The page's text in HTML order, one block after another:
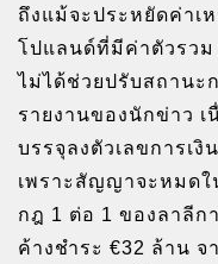
ถึงแม้จะประหยัดค่าเ
โปแลนด์ที่มีค่าตัวรวม
ไม่ได้ช่วยปรับสถานะ
รายงานของนักข่าว เ
บรรจุลงตัวเลขการเ
เพราะสัญญาจะหมดใ
กฎ 1 ต่อ 1 ของลาลีก
ค้างชำระ €32 ล้าน จ